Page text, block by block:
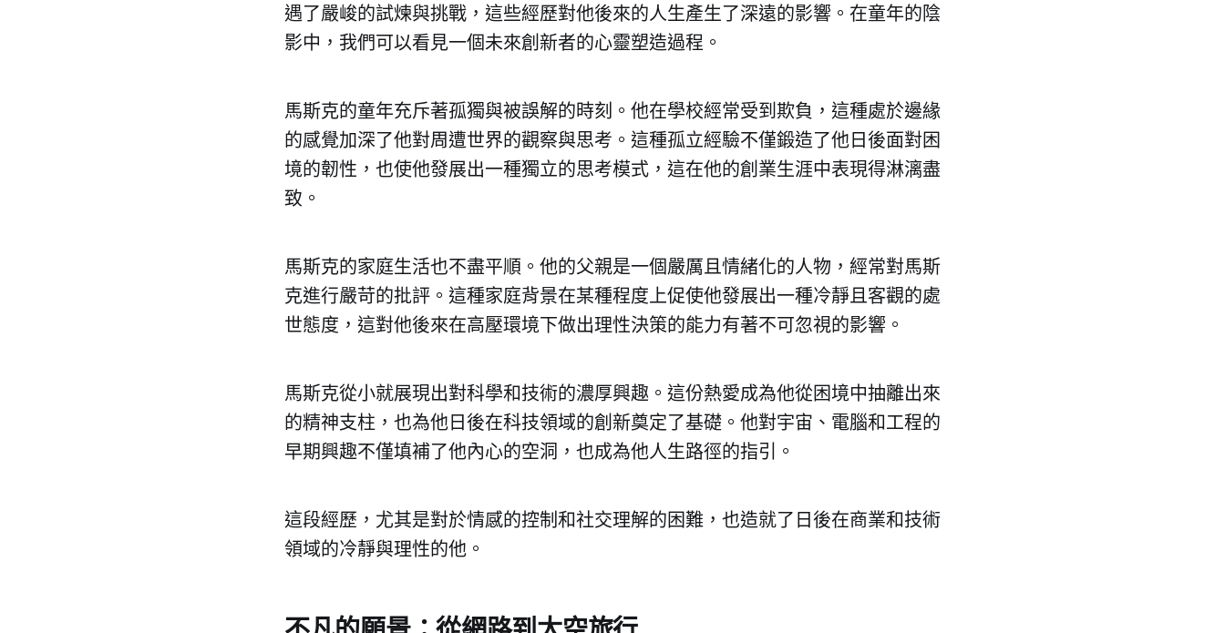
遇了嚴峻的試煉與挑戰，這些經歷對他後來的人生產生了深遠的影響。在童年的陰
影中，我們可以看見一個未來創新者的心靈塑造過程。
馬斯克的童年充斥著孤獨與被誤解的時刻。他在學校經常受到欺負，這種處於邊緣
的感覺加深了他對周遭世界的觀察與思考。這種孤立經驗不僅鍛造了他日後面對困
境的韌性，也使他發展出一種獨立的思考模式，這在他的創業生涯中表現得淋漓盡
致。
馬斯克的家庭生活也不盡平順。他的父親是一個嚴厲且情緒化的人物，經常對馬斯
克進行嚴苛的批評。這種家庭背景在某種程度上促使他發展出一種冷靜且客觀的處
世態度，這對他後來在高壓環境下做出理性決策的能力有著不可忽視的影響。
馬斯克從小就展現出對科學和技術的濃厚興趣。這份熱愛成為他從困境中抽離出來
的精神支柱，也為他日後在科技領域的創新奠定了基礎。他對宇宙、電腦和工程的
早期興趣不僅填補了他內心的空洞，也成為他人生路徑的指引。
這段經歷，尤其是對於情感的控制和社交理解的困難，也造就了日後在商業和技術
領域的冷靜與理性的他。